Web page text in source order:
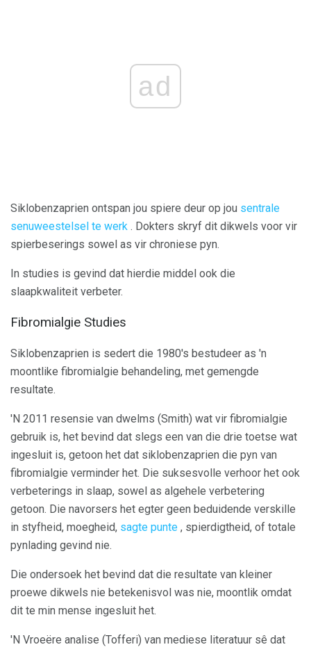
ad
Siklobenzaprien ontspan jou spiere deur op jou sentrale
senuweestelsel te werk . Dokters skryf dit dikwels voor vir
spierbeserings sowel as vir chroniese pyn.
In studies is gevind dat hierdie middel ook die
slaapkwaliteit verbeter.
Fibromialgie Studies
Siklobenzaprien is sedert die 1980's bestudeer as 'n
moontlike fibromialgie behandeling, met gemengde
resultate.
'N 2011 resensie van dwelms (Smith) wat vir fibromialgie
gebruik is, het bevind dat slegs een van die drie toetse wat
ingesluit is, getoon het dat siklobenzaprien die pyn van
fibromialgie verminder het. Die suksesvolle verhoor het ook
verbeterings in slaap, sowel as algehele verbetering
getoon. Die navorsers het egter geen beduidende verskille
in styfheid, moegheid, sagte punte , spierdigtheid, of totale
pynlading gevind nie.
Die ondersoek het bevind dat die resultate van kleiner
proewe dikwels nie betekenisvol was nie, moontlik omdat
dit te min mense ingesluit het.
'N Vroeëre analise (Tofferi) van mediese literatuur sê dat